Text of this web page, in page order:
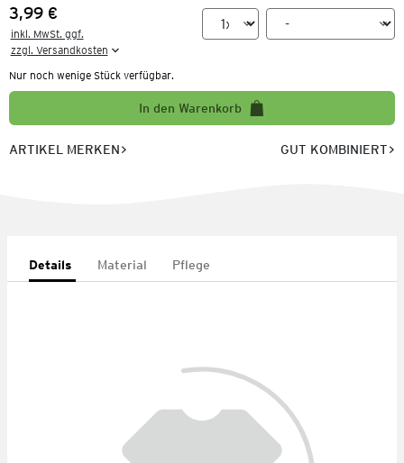
Preis:
3,99 €
inkl. MwSt. ggf.
zzgl. Versandkosten
Nur noch wenige Stück verfügbar.
In den Warenkorb
ARTIKEL MERKEN GUT KOMBINIERT
Details Material Pflege